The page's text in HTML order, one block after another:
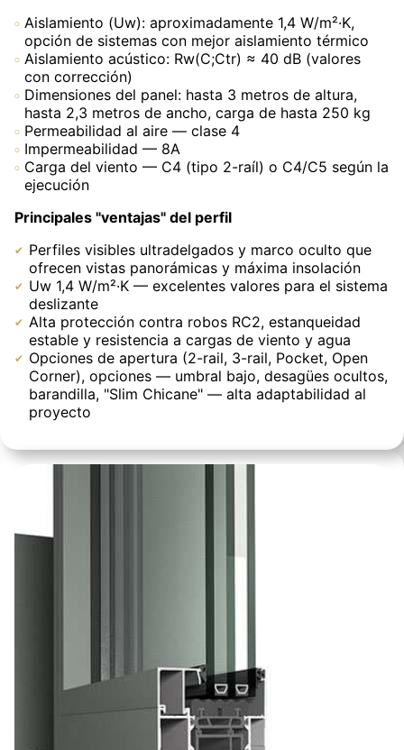
Aislamiento (Uw): aproximadamente 1,4 W/m²·K,
opción de sistemas con mejor aislamiento térmico
Aislamiento acústico: Rw(C;Ctr) ≈ 40 dB (valores
con corrección)
Dimensiones del panel: hasta 3 metros de altura,
hasta 2,3 metros de ancho, carga de hasta 250 kg
Permeabilidad al aire — clase 4
Impermeabilidad — 8A
Carga del viento — C4 (tipo 2-raíl) o C4/C5 según la
ejecución
Principales "ventajas" del perfil
Perfiles visibles ultradelgados y marco oculto que
ofrecen vistas panorámicas y máxima insolación
Uw 1,4 W/m²·K — excelentes valores para el sistema
deslizante
Alta protección contra robos RC2, estanqueidad
estable y resistencia a cargas de viento y agua
Opciones de apertura (2-rail, 3-rail, Pocket, Open
Corner), opciones — umbral bajo, desagües ocultos,
barandilla, "Slim Chicane" — alta adaptabilidad al
proyecto